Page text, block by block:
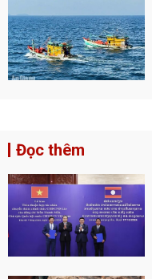
Đọc thêm